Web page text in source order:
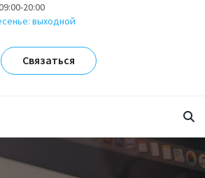
20:00
выходной
Связаться